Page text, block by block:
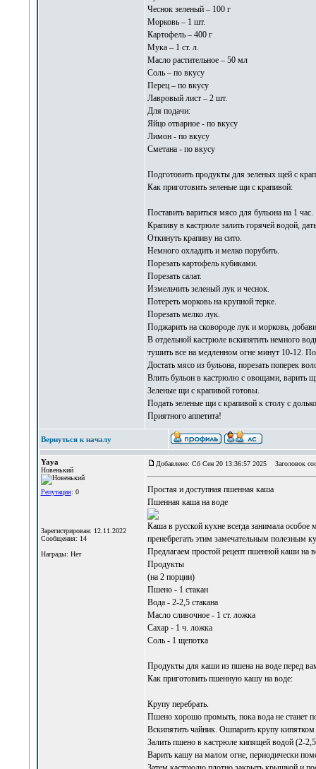
Чеснок зеленый – 100 г
Морковь – 1 шт.
Картофель – 400 г
Мука – 1 ст. л.
Масло растительное – 50 мл
Соль – по вкусу
Перец – по вкусу
Лавровый лист – 2 шт.
Для подачи:
Яйцо отварное - по вкусу
Лимон - по вкусу
Сметана - по вкусу
Подготовить продукты для зеленых щей с
Как приготовить зеленые щи с крапивой:
Поставить вариться мясо для бульона на 1 час.
Крапиву в кастрюле залить горячей водой,
Откинуть крапиву на сито.
Немного охладить и мелко порубить.
Порезать картофель кубиками.
Порезать салат.
Измельчить зеленый лук и чеснок.
Потереть морковь на крупной терке.
Порезать мелко лук.
Поджарить на сковороде лук и морковь,
В отдельной кастрюле вскипятить немного
тушить все на медленном огне минут 10-12.
Достать мясо из бульона, порезать поперек
Влить бульон в кастрюлю с овощами, варить
Зеленые щи с крапивой готовы.
Подать зеленые щи с крапивой к столу с
Приятного аппетита!
Вернуться к началу
Yaya
Новенький
Репутация: 0
Зарегистрирован: 12.11.2022
Сообщения: 14
Награды: Нет
Добавлено: Сб Сен 20 13:36:57 2025 Заголовок
Простая и доступная пшенная каша
Пшенная каша на воде
Каша в русской кухне всегда занимала
пренебрегать этим замечательным полезным
Предлагаем простой рецепт пшенной каши на
Продукты
(на 2 порции)
Пшено - 1 стакан
Вода - 2-2,5 стакана
Масло сливочное - 1 ст. ложка
Сахар - 1 ч. ложка
Соль - 1 щепотка
Продукты для каши из пшена на воде перед
Как приготовить пшенную кашу на воде:
Крупу перебрать.
Пшено хорошо промыть, пока вода не станет
Вскипятить чайник. Ошпарить крупу
Залить пшено в кастрюле кипящей водой (2-
Варить кашу на малом огне, периодически